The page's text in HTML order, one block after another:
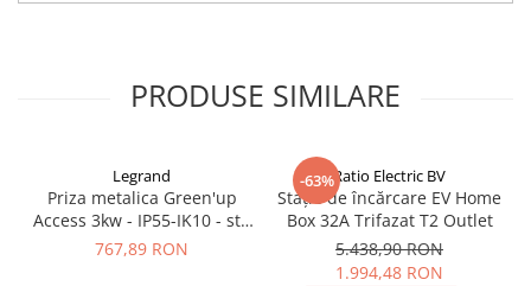
PRODUSE SIMILARE
Legrand
Priza metalica Green'up
Access 3kw - IP55-IK10 - std
German cu capac blocat
767,89 RON
-63%Ratio Electric BV
Stație de încărcare EV Home
Box 32A Trifazat T2 Outlet
5.438,90 RON
1.994,48 RON